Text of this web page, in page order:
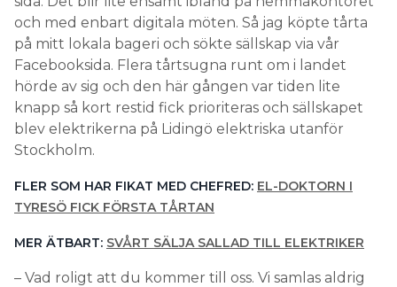
och med enbart digitala möten. Så jag köpte tårta
på mitt lokala bageri och sökte sällskap via vår
Facebooksida. Flera tårtsugna runt om i landet
hörde av sig och den här gången var tiden lite
knapp så kort restid fick prioriteras och sällskapet
blev elektrikerna på Lidingö elektriska utanför
Stockholm.
FLER SOM HAR FIKAT MED CHEFRED: EL-DOKTORN I
TYRESÖ FICK FÖRSTA TÅRTAN
MER ÄTBART: SVÅRT SÄLJA SALLAD TILL ELEKTRIKER
– Vad roligt att du kommer till oss. Vi samlas aldrig